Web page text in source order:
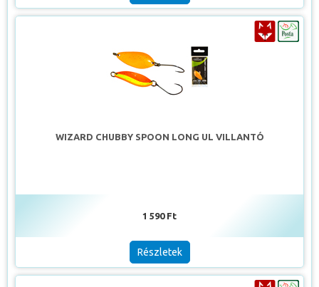
WIZARD CHUBBY SPOON LONG UL VILLANTÓ
1 590 Ft
Részletek